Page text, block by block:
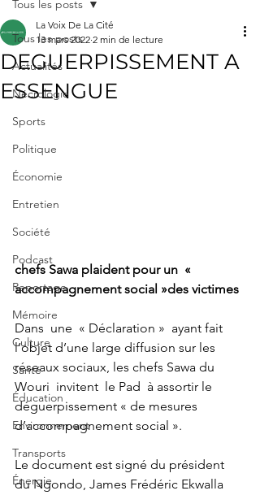
Tous les posts
Actualités
Nécrologie
Sports
Politique
Économie
Entretien
Société
Podcast
Reportage
Mémoire
Culture
Santé
Éducation
Environnement
Transports
Énergie
Tous les posts
DEGUERPISSEMENT A
ESSENGUE
La Voix De La Cité
13 mars 2022 2 min de lecture
chefs Sawa plaident pour un  «
accompagnement social »des victimes
Dans  une  « Déclaration »  ayant fait
l’objet d’une large diffusion sur les
réseaux sociaux, les chefs Sawa du
Wouri  invitent  le Pad  à assortir le
déguerpissement « de mesures
d’accompagnement social ».
Le document est signé du président
du Ngondo, James Frédéric Ekwalla